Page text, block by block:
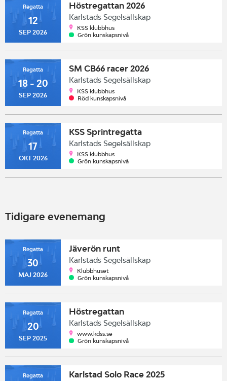
Regatta
12
SEP 2026
Höstregattan 2026
Karlstads Segelsällskap
KSS klubbhus
Grön kunskapsnivå
Regatta
18 - 20
SEP 2026
SM CB66 racer 2026
Karlstads Segelsällskap
KSS klubbhus
Röd kunskapsnivå
Regatta
17
OKT 2026
KSS Sprintregatta
Karlstads Segelsällskap
KSS klubbhus
Grön kunskapsnivå
Tidigare evenemang
Regatta
30
MAJ 2026
Jäverön runt
Karlstads Segelsällskap
Klubbhuset
Grön kunskapsnivå
Regatta
20
SEP 2025
Höstregattan
Karlstads Segelsällskap
www.kdss.se
Grön kunskapsnivå
Regatta Karlstad Solo Race 2025